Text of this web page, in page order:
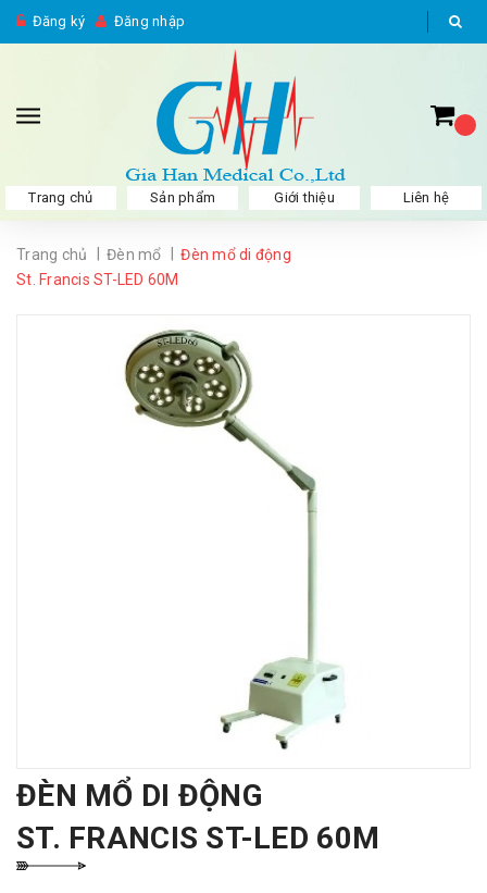
Đăng ký Đăng nhập
Trang chủ Sản phẩm Giới thiệu Liên hệ
Trang chủ Đèn mổ
Đèn mổ di động
St. Francis ST-LED 60M
ĐÈN MỔ DI ĐỘNG
ST. FRANCIS ST-LED 60M